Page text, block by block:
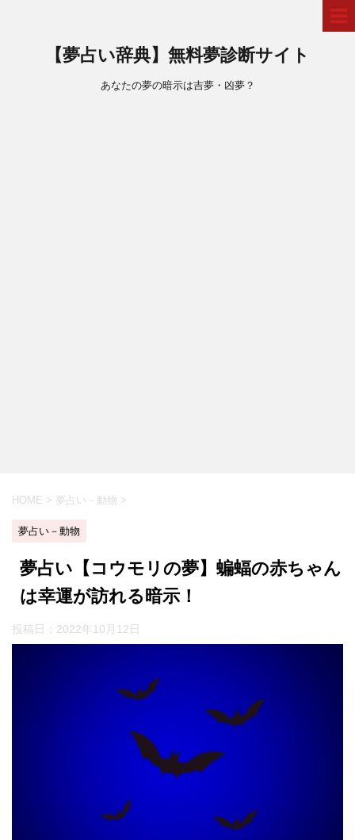
【夢占い辞典】無料夢診断サイト
あなたの夢の暗示は吉夢・凶夢？
HOME > 夢占い－動物 >
夢占い－動物
夢占い【コウモリの夢】蝙蝠の赤ちゃん
は幸運が訪れる暗示！
投稿日： 2022年10月12日